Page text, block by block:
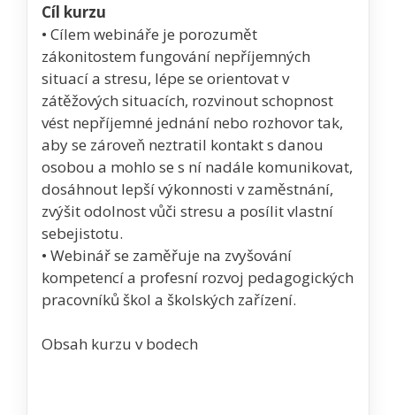
Cíl kurzu
• Cílem webináře je porozumět
zákonitostem fungování nepříjemných
situací a stresu, lépe se orientovat v
zátěžových situacích, rozvinout schopnost
vést nepříjemné jednání nebo rozhovor tak,
aby se zároveň neztratil kontakt s danou
osobou a mohlo se s ní nadále komunikovat,
dosáhnout lepší výkonnosti v zaměstnání,
zvýšit odolnost vůči stresu a posílit vlastní
sebejistotu.
• Webinář se zaměřuje na zvyšování
kompetencí a profesní rozvoj pedagogických
pracovníků škol a školských zařízení.
Obsah kurzu v bodech